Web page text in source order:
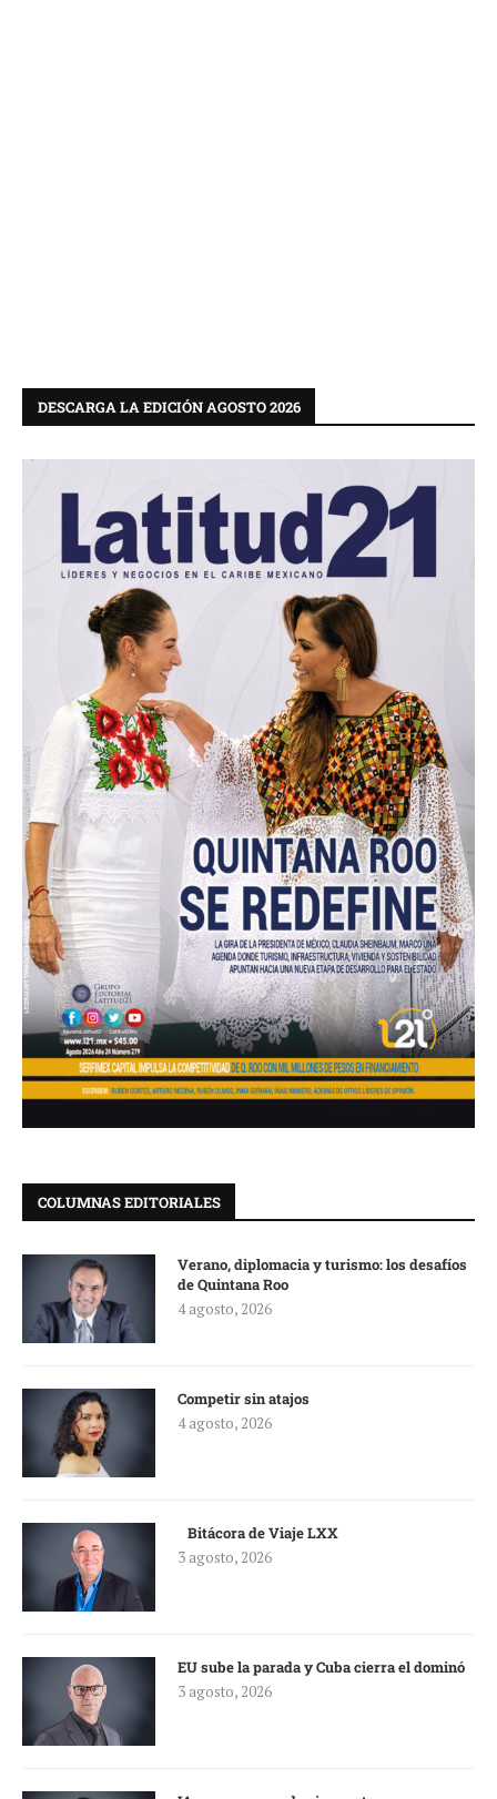
DESCARGA LA EDICIÓN AGOSTO 2026
COLUMNAS EDITORIALES
Verano, diplomacia y turismo: los desafíos
de Quintana Roo
4 agosto, 2026
Competir sin atajos
4 agosto, 2026
Bitácora de Viaje LXX
3 agosto, 2026
EU sube la parada y Cuba cierra el dominó
3 agosto, 2026